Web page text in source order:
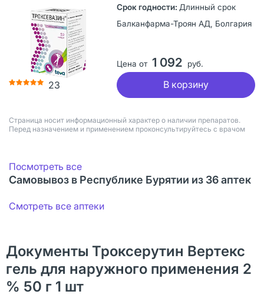
23
Длинный срок
Балканфарма-Троян АД, Болгария
Цена от 1 092 руб.
В корзину
Страница носит информационный характер о наличии препаратов.
Перед назначением и применением проконсультируйтесь с врачом
Посмотреть все
Самовывоз в Республике Бурятии из 36 аптек
Смотреть все аптеки
Документы Троксерутин Вертекс
гель для наружного применения 2
% 50 г 1 шт